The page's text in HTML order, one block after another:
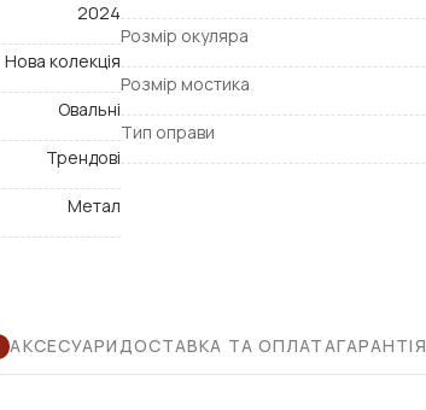
2024
Нова колекція
Овальні
Трендові
Метал
Розмір окуляра
Розмір мостика
Тип оправи
АКСЕСУАРИДОСТАВКА ТА ОПЛАТАГАРАНТІЯ